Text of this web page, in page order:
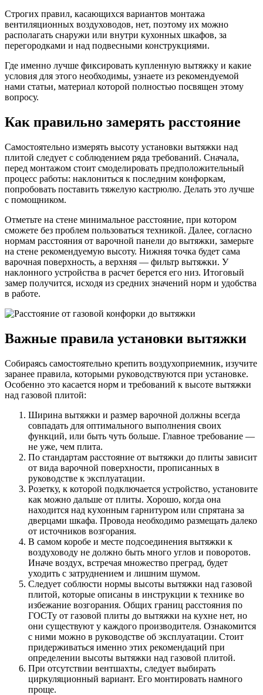
Строгих правил, касающихся вариантов монтажа
вентиляционных воздуховодов, нет, поэтому их можно
располагать снаружи или внутри кухонных шкафов, за
перегородками и над подвесными конструкциями.
Где именно лучше фиксировать купленную вытяжку и какие
условия для этого необходимы, узнаете из рекомендуемой
нами статьи, материал которой полностью посвящен этому
вопросу.
Как правильно замерять расстояние
Самостоятельно измерять высоту установки вытяжки над
плитой следует с соблюдением ряда требований. Сначала,
перед монтажом стоит смоделировать предположительный
процесс работы: наклониться к последним конфоркам,
попробовать поставить тяжелую кастрюлю. Делать это лучше
с помощником.
Отметьте на стене минимальное расстояние, при котором
сможете без проблем пользоваться техникой. Далее, согласно
нормам расстояния от варочной панели до вытяжки, замерьте
на стене рекомендуемую высоту. Нижняя точка будет сама
варочная поверхность, а верхняя — фильтр вытяжки. У
наклонного устройства в расчет берется его низ. Итоговый
замер получится, исходя из средних значений норм и удобства
в работе.
Важные правила установки вытяжки
Собираясь самостоятельно крепить воздухоприемник, изучите
заранее правила, которыми руководствуются при установке.
Особенно это касается норм и требований к высоте вытяжки
над газовой плитой:
Ширина вытяжки и размер варочной должны всегда
совпадать для оптимального выполнения своих
функций, или быть чуть больше. Главное требование —
не уже, чем плита.
По стандартам расстояние от вытяжки до плиты зависит
от вида варочной поверхности, прописанных в
руководстве к эксплуатации.
Розетку, к которой подключается устройство, установите
как можно дальше от плиты. Хорошо, когда она
находится над кухонным гарнитуром или спрятана за
дверцами шкафа. Провода необходимо размещать далеко
от источников возгорания.
В самом коробе и месте подсоединения вытяжки к
воздуховоду не должно быть много углов и поворотов.
Иначе воздух, встречая множество преград, будет
уходить с затруднением и лишним шумом.
Следует соблюсти нормы высоты вытяжки над газовой
плитой, которые описаны в инструкции к технике во
избежание возгорания. Общих границ расстояния по
ГОСТу от газовой плиты до вытяжки на кухне нет, но
они существуют у каждого производителя. Ознакомится
с ними можно в руководстве об эксплуатации. Стоит
придерживаться именно этих рекомендаций при
определении высоты вытяжки над газовой плитой.
При отсутствии вентшахты, следует выбирать
циркуляционный вариант. Его монтировать намного
проще.